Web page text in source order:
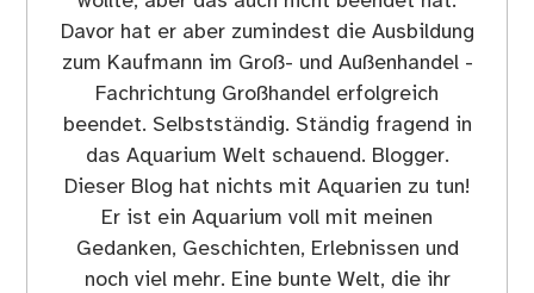
Davor hat er aber zumindest die Ausbildung
zum Kaufmann im Groß- und Außenhandel -
Fachrichtung Großhandel erfolgreich
beendet. Selbstständig. Ständig fragend in
das Aquarium Welt schauend. Blogger.
Dieser Blog hat nichts mit Aquarien zu tun!
Er ist ein Aquarium voll mit meinen
Gedanken, Geschichten, Erlebnissen und
noch viel mehr. Eine bunte Welt, die ihr